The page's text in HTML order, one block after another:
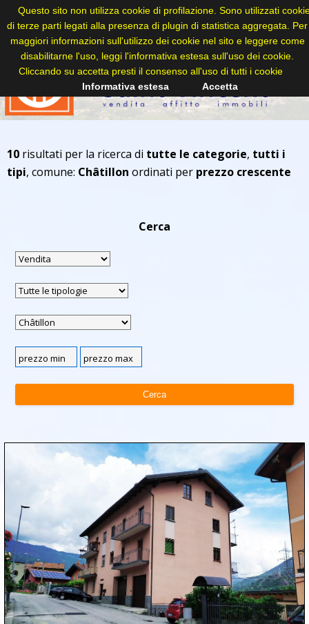
10 risultati per la ricerca di tutte le categorie, tutti i
tipi, comune: Châtillon ordinati per prezzo crescente
Cerca
Questo sito non utilizza cookie di profilazione. Sono utilizzati
di terze parti legati alla presenza di plugin di statistica aggregata. Per
maggiori informazioni sull'utilizzo dei cookie nel sito e leggere come
disabilitarne l'uso, leggi l'informativa estesa sull'uso dei cookie.
Cliccando su accetta presti il consenso all'uso di tutti i cookie
Informativa estesa
Accetta